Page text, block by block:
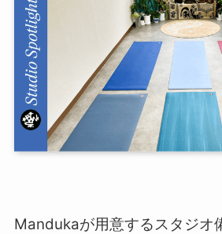
Mandukaが用意するスタジオ